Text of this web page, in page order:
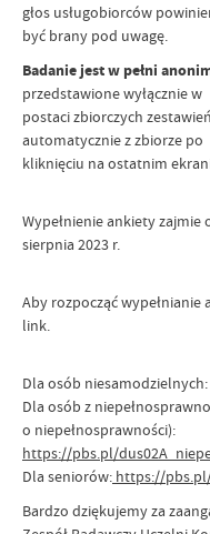
głos usługobiorców
być brany pod uwagę.
Badanie jest w pełni
przedstawione wyłącznie w
postaci zbiorczych
automatycznie z zbiorze po
kliknięciu na ostatnim
Wypełnienie ankiety
sierpnia 2023 r.
Aby rozpocząć
link.
Dla osób niesamodzielnych:
Dla osób z
o niepełnosprawności):
https://pbs.pl/
Dla seniorów: https://
Bardzo dziękujemy za